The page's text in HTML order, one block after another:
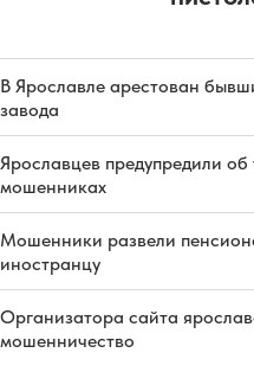
В Ярославле арестован
завода
Ярославцев предупредили
мошенниках
Мошенники развели
иностранцу
Организатора сайта
мошенничество